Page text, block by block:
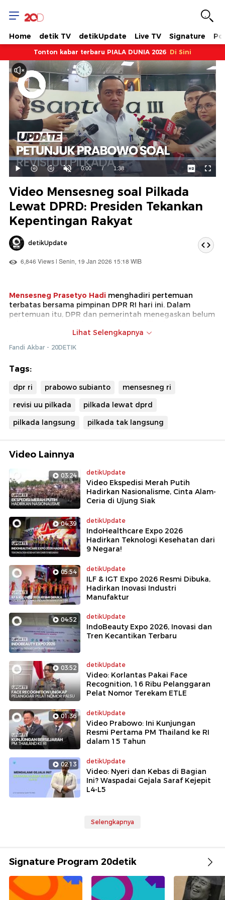
Home detik TV detikUpdate Live TV Signature
Tonton kabar terbaru PIALA DUNIA 2026 Di Sini
Mainkan
Suara
Hidup
Waktu
ini
0:00 / Durasi
1:38
Dimuat:
71.35%
Video Mensesneg soal Pilkada
Lewat DPRD: Presiden Tekankan
Kepentingan Rakyat
detikUpdate
6,846 Views | Senin, 19 Jan 2026 15:18 WIB
Mensesneg Prasetyo Hadi menghadiri pertemuan
terbatas bersama pimpinan DPR RI hari ini. Dalam
pertemuan itu, DPR dan pemerintah menegaskan belum
Prabowo Subianto dalam menyikapi Revisi UU Pilkada.
mengutamakan kepentingan rakyat.
Lihat Selengkapnya
Fandi Akbar - 20DETIK
Tags:
dpr ri prabowo subianto
mensesneg ri
revisi uu pilkada
pilkada lewat dprd
pilkada langsung
pilkada tak langsung
Video Lainnya
03:24 detikUpdate
Video Ekspedisi Merah Putih
Hadirkan Nasionalisme, Cinta Alam-
Ceria di Ujung Siak
04:39 detikUpdate
IndoHealthcare Expo 2026
Hadirkan Teknologi Kesehatan dari
9 Negara!
05:54 detikUpdate
ILF & IGT Expo 2026 Resmi Dibuka,
Hadirkan Inovasi Industri
Manufaktur
04:52 detikUpdate
IndoBeauty Expo 2026, Inovasi dan
Tren Kecantikan Terbaru
03:52 detikUpdate
Video: Korlantas Pakai Face
Recognition, 16 Ribu Pelanggaran
Pelat Nomor Terekam ETLE
01:36 detikUpdate
Video Prabowo: Ini Kunjungan
Resmi Pertama PM Thailand ke RI
dalam 15 Tahun
02:13 detikUpdate
Video: Nyeri dan Kebas di Bagian
Ini? Waspadai Gejala Saraf Kejepit
L4-L5
Selengkapnya
Signature Program 20detik